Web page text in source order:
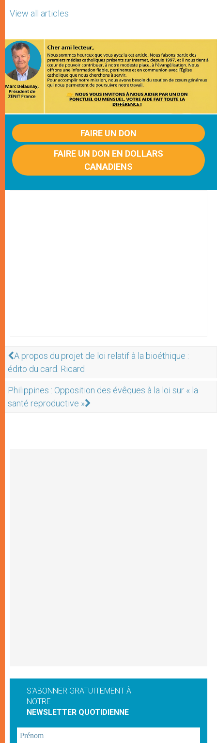
View all articles
FAIRE UN DON
FAIRE UN DON EN DOLLARS
CANADIENS
A propos du projet de loi relatif à la bioéthique :
édito du card. Ricard
Philippines : Opposition des évêques à la loi sur « la
santé reproductive »
S'ABONNER GRATUITEMENT À
NOTRE
NEWSLETTER QUOTIDIENNE